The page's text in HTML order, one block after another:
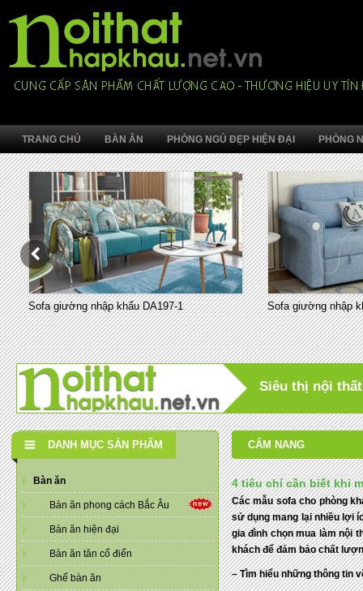
TRANG CHỦ BÀN ĂN PHÒNG NGỦ ĐẸP HIỆN ĐẠI PHÒNG
Sofa giường nhập khẩu DA197-1 Sofa giường nhập
Siêu thị nội
DANH MỤC SẢN PHẨM
Bàn ăn
Bàn ăn phong cách Bắc Âu
Bàn ăn hiện đại
Bàn ăn tân cổ điển
Ghế bàn ăn
CẨM NANG
4 tiêu chí cần biết khi
Các mẫu sofa cho phòng
sử dụng mang lại nhiều lợi
gia đình chọn mua làm nội
khách để đảm bảo chất
– Tìm hiểu những thông tin